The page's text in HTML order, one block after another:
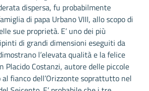
dispersa, fu probabilmente
di papa Urbano VIII, allo scopo di
sue proprietà. E’ uno dei più
di grandi dimensioni eseguiti da
l’elevata qualità e la felice
Placido Costanzi, autore delle piccole
fianco dell’Orizzonte soprattutto nel